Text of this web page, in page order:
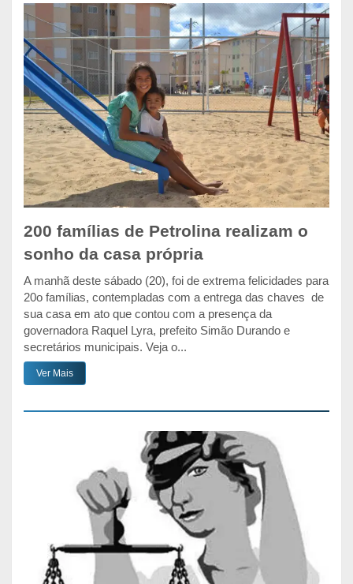
200 famílias de Petrolina realizam o
sonho da casa própria
A manhã deste sábado (20), foi de extrema felicidades para
20o famílias, contempladas com a entrega das chaves de
sua casa em ato que contou com a presença da
governadora Raquel Lyra, prefeito Simão Durando e
secretários municipais. Veja o...
Ver Mais